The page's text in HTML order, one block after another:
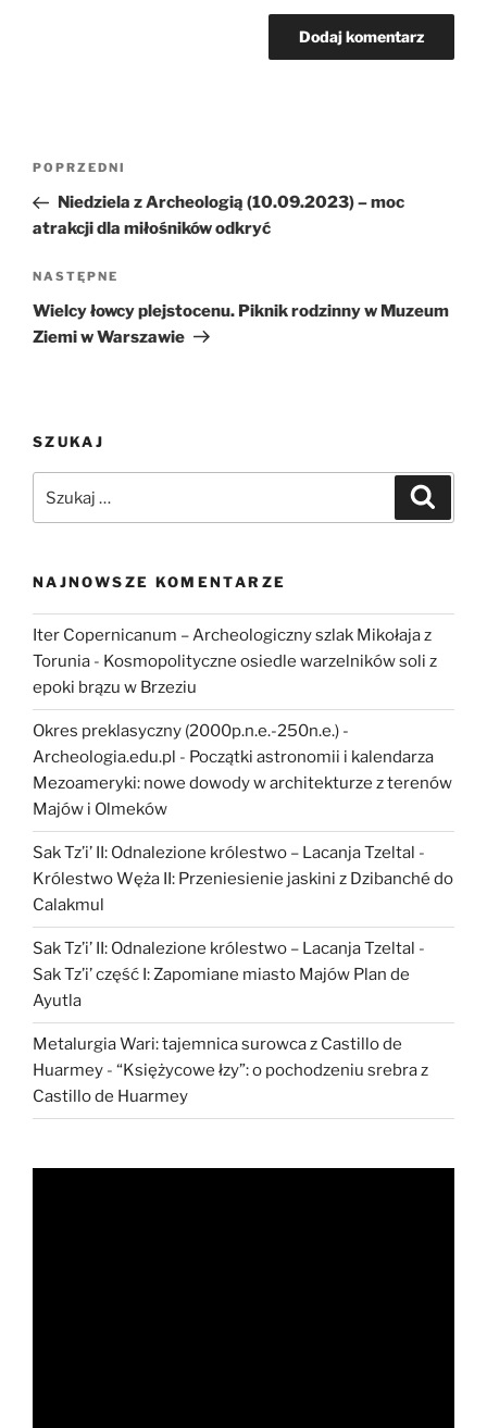
Nawigacja
Poprzedni
wpis
POPRZEDNI
Niedziela z Archeologią (10.09.2023) – moc
atrakcji dla miłośników odkryć
Następny
wpis
NASTĘPNE
Wielcy łowcy plejstocenu. Piknik rodzinny w Muzeum
Ziemi w Warszawie
SZUKAJ
NAJNOWSZE KOMENTARZE
Iter Copernicanum – Archeologiczny szlak Mikołaja z
Torunia - Kosmopolityczne osiedle warzelników soli z
epoki brązu w Brzeziu
Okres preklasyczny (2000p.n.e.-250n.e.) -
Archeologia.edu.pl - Początki astronomii i kalendarza
Mezoameryki: nowe dowody w architekturze z terenów
Majów i Olmeków
Sak Tz’i’ II: Odnalezione królestwo – Lacanja Tzeltal -
Królestwo Węża II: Przeniesienie jaskini z Dzibanché do
Calakmul
Sak Tz’i’ II: Odnalezione królestwo – Lacanja Tzeltal -
Sak Tz’i’ część I: Zapomiane miasto Majów Plan de
Ayutla
Metalurgia Wari: tajemnica surowca z Castillo de
Huarmey - “Księżycowe łzy”: o pochodzeniu srebra z
Castillo de Huarmey